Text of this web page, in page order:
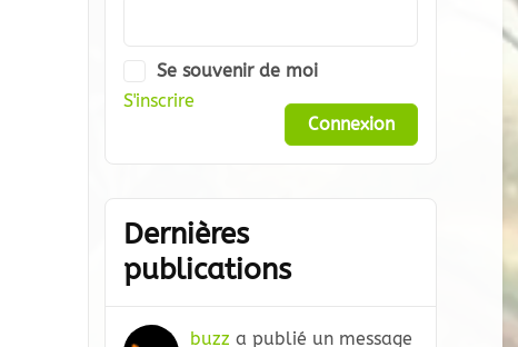
Se souvenir de moi
S'inscrire
Dernières
publications
buzz a publié un message